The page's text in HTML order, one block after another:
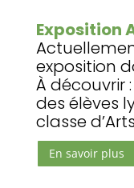
Exposition
exposition
À découvrir
des élèves
classe
En savoir plus